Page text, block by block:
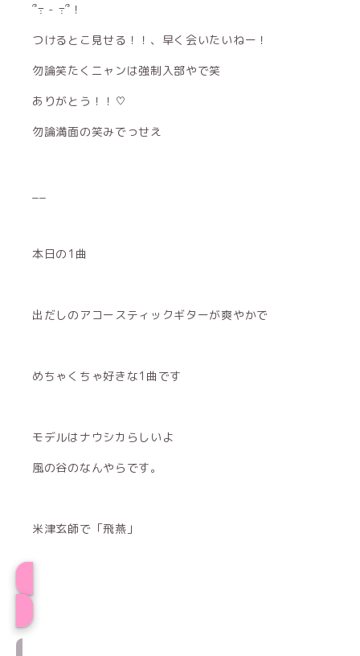
՞߹ - ߹՞！
つけるとこ見せる！！、早く会いたいねー！
勿論笑たくニャンは強制入部やで笑
ありがとう！！♡
勿論満面の笑みでっせえ
本日の1曲
出だしのアコースティックギターが爽やかで
めちゃくちゃ好きな1曲です
モデルはナウシカらしいよ
風の谷のなんやらです。
米津玄師で「飛燕」